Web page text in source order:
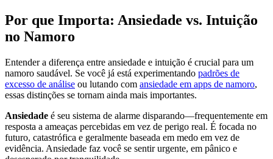
Por que Importa: Ansiedade vs. Intuição
no Namoro
Entender a diferença entre ansiedade e intuição é crucial para um
namoro saudável. Se você já está experimentando padrões de
excesso de análise ou lutando com ansiedade em apps de namoro,
essas distinções se tornam ainda mais importantes.
Ansiedade é seu sistema de alarme disparando—frequentemente em
resposta a ameaças percebidas em vez de perigo real. É focada no
futuro, catastrófica e geralmente baseada em medo em vez de
evidência. Ansiedade faz você se sentir urgente, em pânico e